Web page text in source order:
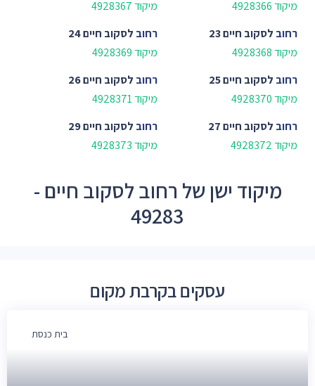
מיקוד 4928366
מיקוד 4928367
רחוב לסקוב חיים 23
מיקוד 4928368
רחוב לסקוב חיים 24
מיקוד 4928369
רחוב לסקוב חיים 25
מיקוד 4928370
רחוב לסקוב חיים 26
מיקוד 4928371
רחוב לסקוב חיים 27
מיקוד 4928372
רחוב לסקוב חיים 29
מיקוד 4928373
מיקוד ישן של רחוב לסקוב חיים -
49283
עסקים בקרבת מקום
בית כנסת